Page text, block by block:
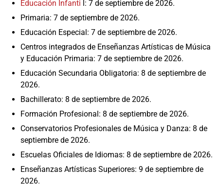
Educación Infanti l: 7 de septiembre de 2026.
Primaria: 7 de septiembre de 2026.
Educación Especial: 7 de septiembre de 2026.
Centros integrados de Enseñanzas Artísticas de Música
y Educación Primaria: 7 de septiembre de 2026.
Educación Secundaria Obligatoria: 8 de septiembre de
2026.
Bachillerato: 8 de septiembre de 2026.
Formación Profesional: 8 de septiembre de 2026.
Conservatorios Profesionales de Música y Danza: 8 de
septiembre de 2026.
Escuelas Oficiales de Idiomas: 8 de septiembre de 2026.
Enseñanzas Artísticas Superiores: 9 de septiembre de
2026.